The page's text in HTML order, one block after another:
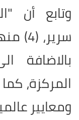
بالاضافة
المركزة،
ومعايير